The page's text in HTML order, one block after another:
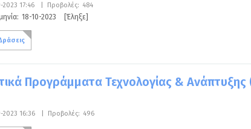
2023 17:46 Προβολές: 484
18-10-2023 [Έληξε]
Προγράμματα Τεχνολογίας & Ανάπτυξης
2023 16:36 Προβολές: 496